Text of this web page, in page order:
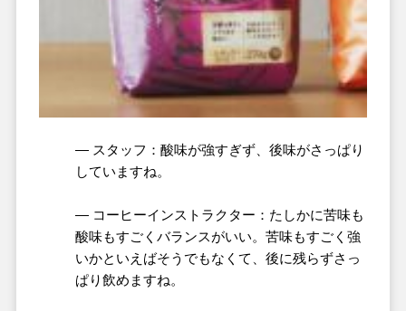
― スタッフ：酸味が強すぎず、後味がさっぱり
していますね。
― コーヒーインストラクター：たしかに苦味も
酸味もすごくバランスがいい。苦味もすごく強
いかといえばそうでもなくて、後に残らずさっ
ぱり飲めますね。